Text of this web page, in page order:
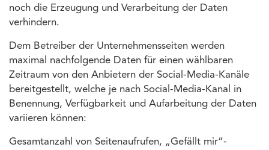
noch die Erzeugung und Verarbeitung der Daten
verhindern.
Dem Betreiber der Unternehmensseiten werden
maximal nachfolgende Daten für einen wählbaren
Zeitraum von den Anbietern der Social-Media-Kanäle
bereitgestellt, welche je nach Social-Media-Kanal in
Benennung, Verfügbarkeit und Aufarbeitung der Daten
variieren können:
Gesamtanzahl von Seitenaufrufen, „Gefällt mir“-